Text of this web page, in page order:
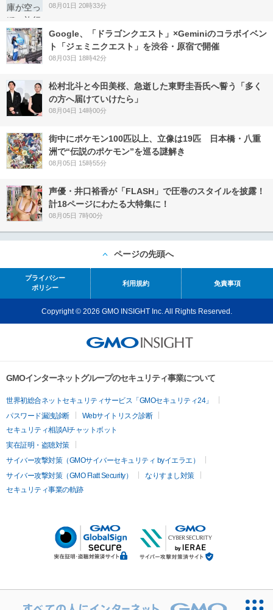
08月01日 20時33分
Google、「ドラゴンクエスト」×Geminiのコラボイベン
ト「ジェミニクエスト」を渋谷・原宿で開催
08月03日 18時42分
松村北斗と今田美桜、急逝した東野圭吾氏へ誓う「多く
の方へ届けていけたら」
08月04日 14時00分
街中にポケモン100匹以上、立像は19匹 日本橋・八重
洲で“伝説のポケモン”を巡る謎解き
08月05日 15時55分
声優・井口裕香が「FLASH」で圧巻のスタイルを披露！
計18ページにわたる大特集に！
08月05日 7時00分
ページの先頭へ
プライバシー
ポリシー
利用規約 免責事項
Copyright © 2026 GMO INSIGHT Inc. All Rights Reserved.
GMOインターネットグループのセキュリティ事業について
世界初総合ネットセキュリティサービス「GMOセキュリティ24」
パスワード漏洩診断
Webサイトリスク診断
セキュリティ相談AIチャットボット
実在証明・盗聴対策
サイバー攻撃対策（GMOサイバーセキュリティ byイエラエ）
サイバー攻撃対策（GMO Flatt Security）
なりすまし対策
セキュリティ事業の軌跡